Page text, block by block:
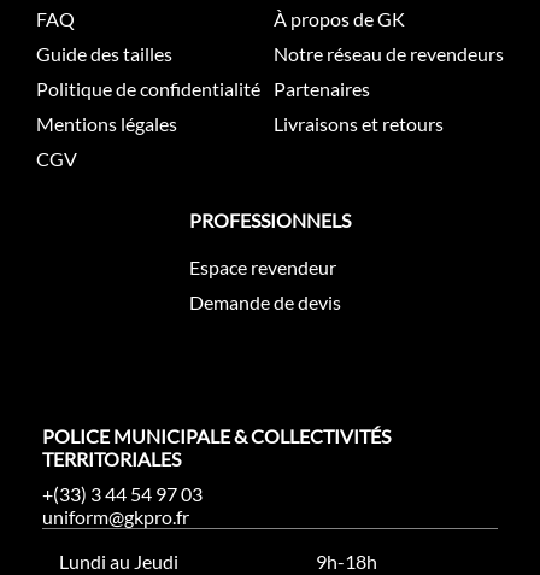
FAQ
Guide des tailles
Politique de confidentialité
Mentions légales
CGV
À propos de GK
Notre réseau de revendeurs
Partenaires
Livraisons et retours
PROFESSIONNELS
Espace revendeur
Demande de devis
POLICE MUNICIPALE & COLLECTIVITÉS
TERRITORIALES
+(33) 3 44 54 97 03
uniform@gkpro.fr
Lundi au Jeudi
9h-18h